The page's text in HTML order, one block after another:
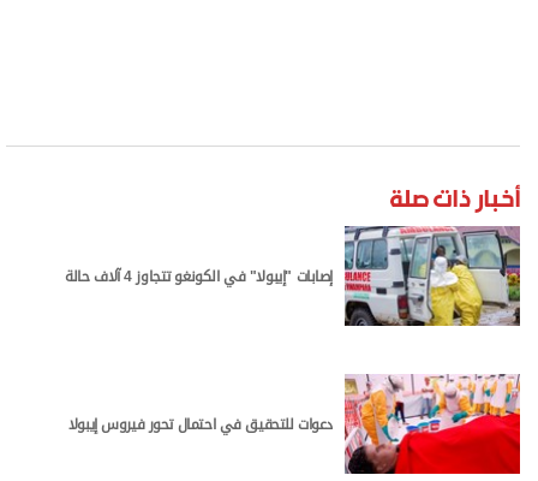
أخبار ذات صلة
إصابات "إيبولا" في الكونغو تتجاوز 4 آلاف حالة
دعوات للتحقيق في احتمال تحور فيروس إيبولا